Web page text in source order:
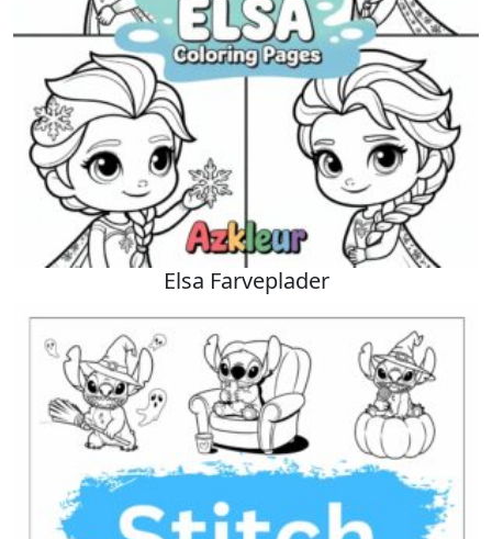
Elsa Farveplader